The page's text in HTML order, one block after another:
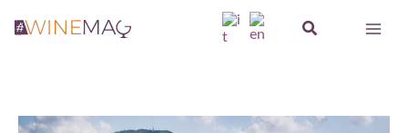
Cerca